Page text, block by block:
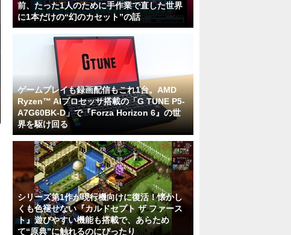
前、たった1人のために手作業で直した世界
に1本だけの“幻のカセット”の話
ゲームプレイも録画配信もこれ1台。AMD
Ryzen™ AIプロセッサ搭載の「G TUNE P5-
A7G60BK-D」で『Forza Horizon 6』の世
界を駆け回る
シリーズ第1作が現行機向けに復活！懐かし
くも色褪せない『カルドセプト ザ ファース
ト』遊びやすい機能も搭載で、あらため
て“原典”に触れるのにぴったり